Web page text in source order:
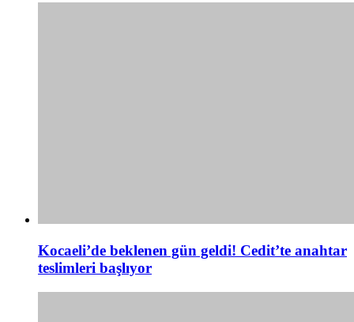
Kocaeli’de beklenen gün geldi! Cedit’te anahtar
teslimleri başlıyor